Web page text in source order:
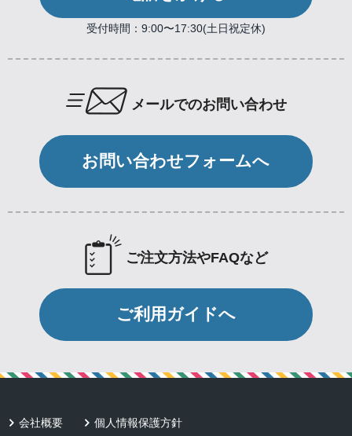
受付時間：9:00〜17:30(土日祝定休)
メールでのお問い合わせ
お問い合わせフォームへ
ご注文方法やFAQなど
ご利用ガイドへ
会社概要 個人情報保護方針